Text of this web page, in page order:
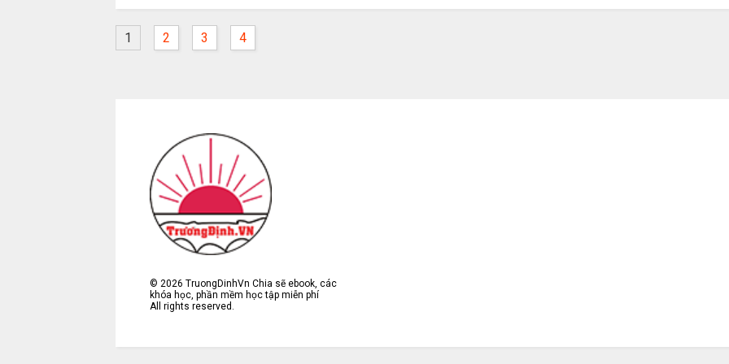
1 2 3 4
©2026 TruongDinhVn Chia sẽ ebook, các
khóa học, phần mềm học tập miễn phí
All rights reserved.